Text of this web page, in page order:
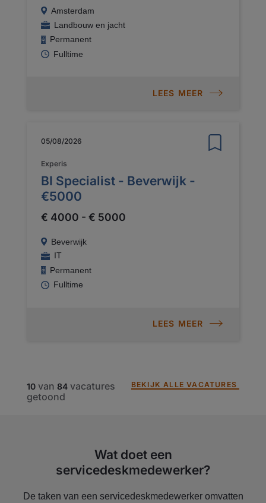
Amsterdam
Landbouw en jacht
Permanent
Fulltime
LEES MEER
05/08/2026
Experis
BI Specialist - Beverwijk -
€5000
€ 4000 - € 5000
Beverwijk
IT
Permanent
Fulltime
LEES MEER
10 van 84 vacatures
getoond
BEKIJK ALLE VACATURES
Wat doet een
servicedeskmedewerker?
De taken van een servicedeskmedewerker omvatten